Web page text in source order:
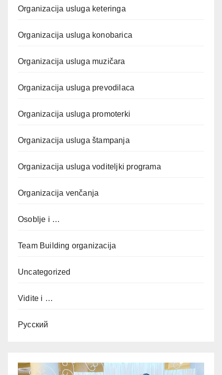
Organizacija usluga keteringa
Organizacija usluga konobarica
Organizacija usluga muzičara
Organizacija usluga prevodilaca
Organizacija usluga promoterki
Organizacija usluga štampanja
Organizacija usluga voditeljki programa
Organizacija venčanja
Osoblje i …
Team Building organizacija
Uncategorized
Vidite i …
Русский